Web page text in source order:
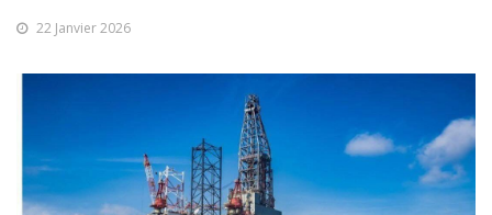
22 Janvier 2026